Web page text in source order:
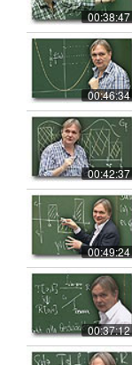
00:38:47
00:46:34
00:42:37
00:49:24
00:37:12